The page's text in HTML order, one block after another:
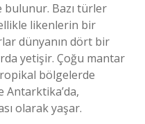
bulunur. Bazı türler
likenlerin bir
dünyanın dört bir
yetişir. Çoğu mantar
bölgelerde
Antarktika’da,
olarak yaşar.